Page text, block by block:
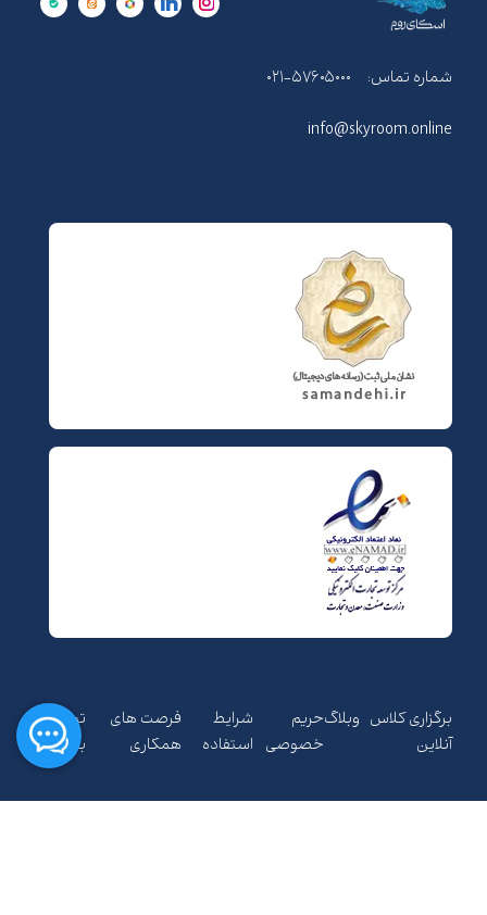
شماره تماس: ۰۲۱-۵۷۶۰۵۰۰۰
info@skyroom.online
برگزاری کلاس
آنلاین
وبلاگحریم
خصوصی
شرایط
استفاده
فرصت های
همکاری
تماس
با ما